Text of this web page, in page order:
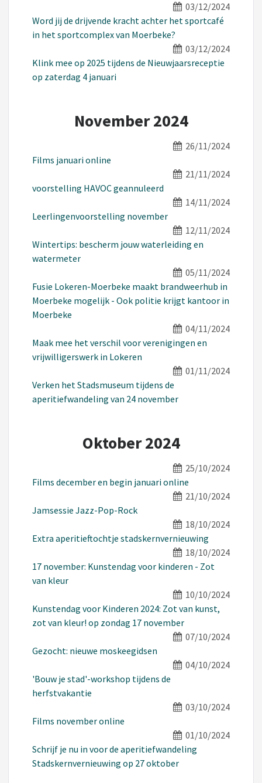
03/12/2024
Word jij de drijvende kracht achter het sportcafé
in het sportcomplex van Moerbeke?
03/12/2024
Klink mee op 2025 tijdens de Nieuwjaarsreceptie
op zaterdag 4 januari
November 2024
26/11/2024
Films januari online
21/11/2024
voorstelling HAVOC geannuleerd
14/11/2024
Leerlingenvoorstelling november
12/11/2024
Wintertips: bescherm jouw waterleiding en
watermeter
05/11/2024
Fusie Lokeren-Moerbeke maakt brandweerhub in
Moerbeke mogelijk - Ook politie krijgt kantoor in
Moerbeke
04/11/2024
Maak mee het verschil voor verenigingen en
vrijwilligerswerk in Lokeren
01/11/2024
Verken het Stadsmuseum tijdens de
aperitiefwandeling van 24 november
Oktober 2024
25/10/2024
Films december en begin januari online
21/10/2024
Jamsessie Jazz-Pop-Rock
18/10/2024
Extra aperitieftochtje stadskernvernieuwing
18/10/2024
17 november: Kunstendag voor kinderen - Zot
van kleur
10/10/2024
Kunstendag voor Kinderen 2024: Zot van kunst,
zot van kleur! op zondag 17 november
07/10/2024
Gezocht: nieuwe moskeegidsen
04/10/2024
'Bouw je stad'-workshop tijdens de
herfstvakantie
03/10/2024
Films november online
01/10/2024
Schrijf je nu in voor de aperitiefwandeling
Stadskernvernieuwing op 27 oktober